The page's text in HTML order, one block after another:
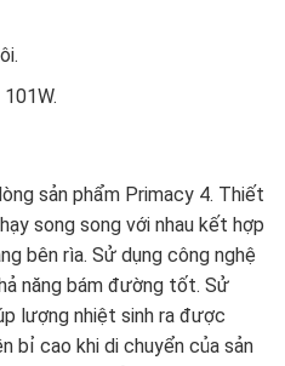
101W.
sản phẩm Primacy 4. Thiết
song song với nhau kết hợp
bên rìa. Sử dụng công nghệ
năng bám đường tốt. Sử
lượng nhiệt sinh ra được
bỉ cao khi di chuyển của sản